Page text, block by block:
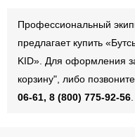
Профессиональный
предлагает купить
KID». Для оформления
корзину", либо
06-61, 8 (800) 775-92-56